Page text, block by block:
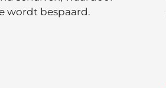
wordt bespaard.